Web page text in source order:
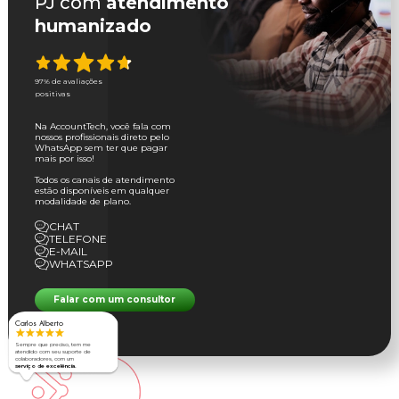
humanizado
97% de avaliações
positivas
Na AccountTech, você fala com
nossos profissionais direto pelo
WhatsApp sem ter que pagar
mais por isso!
Todos os canais de atendimento
estão disponíveis em qualquer
modalidade de plano.
CHAT
TELEFONE
E-MAIL
WHATSAPP
Falar com um consultor
Carlos Alberto
Sempre que preciso, tem me
atendido com seu suporte de
colaboradores, com um
serviço de excelência.